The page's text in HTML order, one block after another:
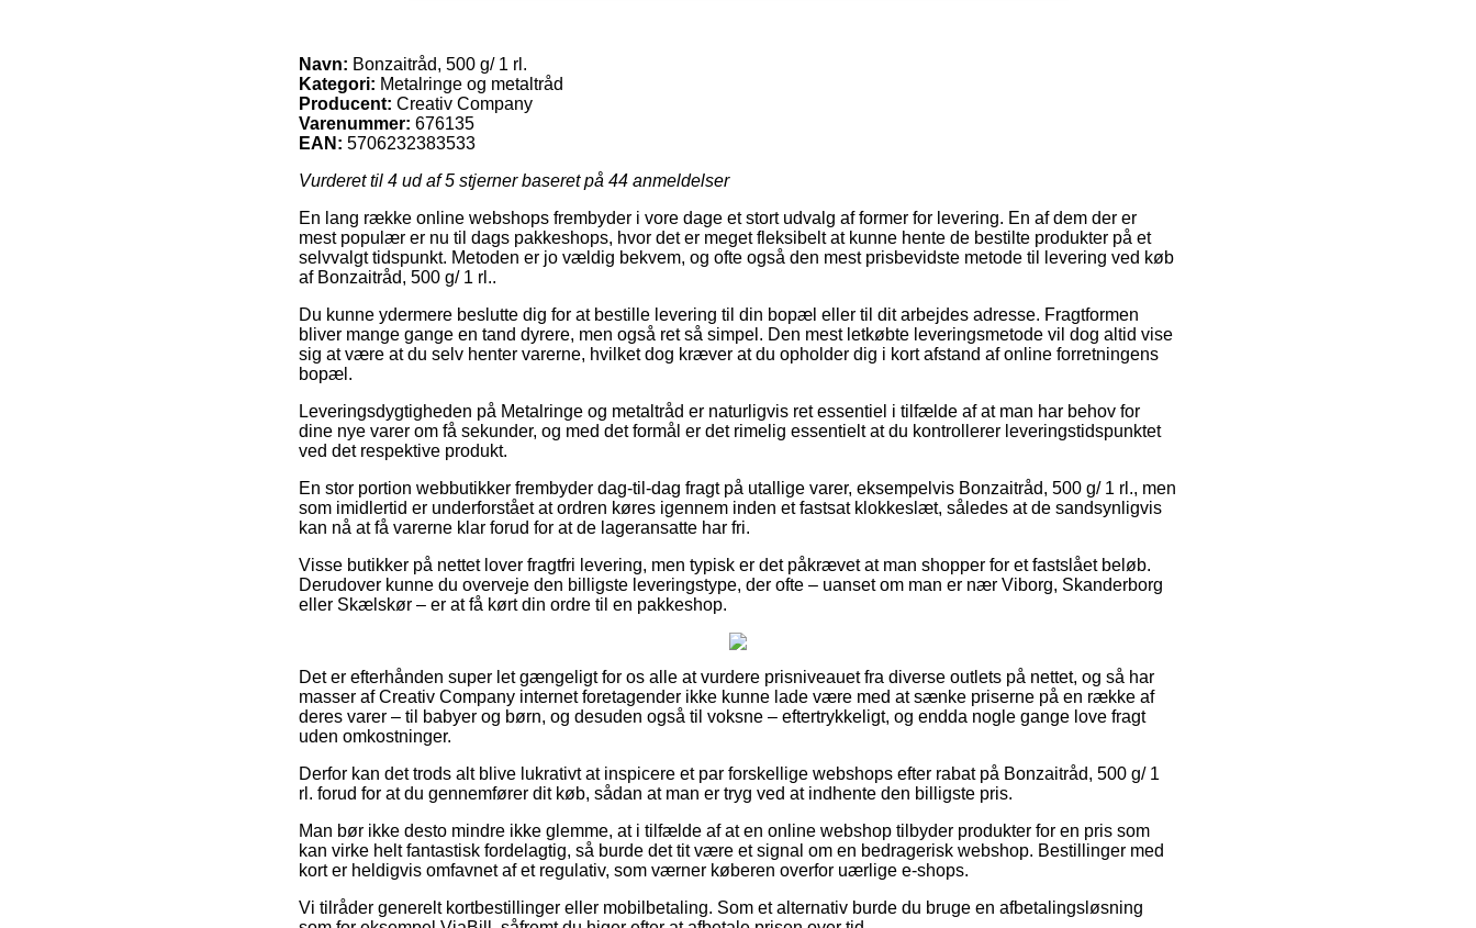
Navn: Bonzaitråd, 500 g/ 1 rl.
Kategori: Metalringe og metaltråd
Producent: Creativ Company
Varenummer: 676135
EAN: 5706232383533
Vurderet til 4 ud af 5 stjerner baseret på 44 anmeldelser
En lang række online webshops frembyder i vore dage et stort udvalg af former for levering. En af dem der er
mest populær er nu til dags pakkeshops, hvor det er meget fleksibelt at kunne hente de bestilte produkter på et
selvvalgt tidspunkt. Metoden er jo vældig bekvem, og ofte også den mest prisbevidste metode til levering ved køb
af Bonzaitråd, 500 g/ 1 rl..
Du kunne ydermere beslutte dig for at bestille levering til din bopæl eller til dit arbejdes adresse. Fragtformen
bliver mange gange en tand dyrere, men også ret så simpel. Den mest letkøbte leveringsmetode vil dog altid vise
sig at være at du selv henter varerne, hvilket dog kræver at du opholder dig i kort afstand af online forretningens
bopæl.
Leveringsdygtigheden på Metalringe og metaltråd er naturligvis ret essentiel i tilfælde af at man har behov for
dine nye varer om få sekunder, og med det formål er det rimelig essentielt at du kontrollerer leveringstidspunktet
ved det respektive produkt.
En stor portion webbutikker frembyder dag-til-dag fragt på utallige varer, eksempelvis Bonzaitråd, 500 g/ 1 rl., men
som imidlertid er underforstået at ordren køres igennem inden et fastsat klokkeslæt, således at de sandsynligvis
kan nå at få varerne klar forud for at de lageransatte har fri.
Visse butikker på nettet lover fragtfri levering, men typisk er det påkrævet at man shopper for et fastslået beløb.
Derudover kunne du overveje den billigste leveringstype, der ofte – uanset om man er nær Viborg, Skanderborg
eller Skælskør – er at få kørt din ordre til en pakkeshop.
Det er efterhånden super let gængeligt for os alle at vurdere prisniveauet fra diverse outlets på nettet, og så har
masser af Creativ Company internet foretagender ikke kunne lade være med at sænke priserne på en række af
deres varer – til babyer og børn, og desuden også til voksne – eftertrykkeligt, og endda nogle gange love fragt
uden omkostninger.
Derfor kan det trods alt blive lukrativt at inspicere et par forskellige webshops efter rabat på Bonzaitråd, 500 g/ 1
rl. forud for at du gennemfører dit køb, sådan at man er tryg ved at indhente den billigste pris.
Man bør ikke desto mindre ikke glemme, at i tilfælde af at en online webshop tilbyder produkter for en pris som
kan virke helt fantastisk fordelagtig, så burde det tit være et signal om en bedragerisk webshop. Bestillinger med
kort er heldigvis omfavnet af et regulativ, som værner køberen overfor uærlige e-shops.
Vi tilråder generelt kortbestillinger eller mobilbetaling. Som et alternativ burde du bruge en afbetalingsløsning